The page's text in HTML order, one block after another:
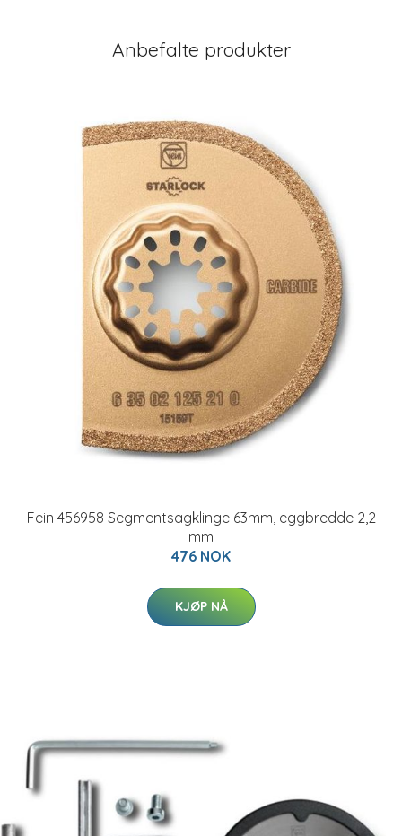
Anbefalte produkter
Fein 456958 Segmentsagklinge 63mm, eggbredde 2,2
mm
476 NOK
KJØP NÅ